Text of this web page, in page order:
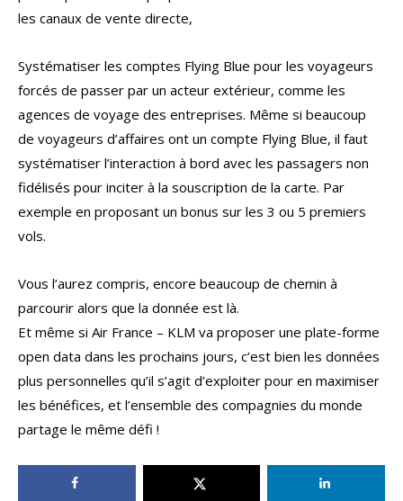
les canaux de vente directe,
Systématiser les comptes Flying Blue pour les voyageurs
forcés de passer par un acteur extérieur, comme les
agences de voyage des entreprises. Même si beaucoup
de voyageurs d’affaires ont un compte Flying Blue, il faut
systématiser l’interaction à bord avec les passagers non
fidélisés pour inciter à la souscription de la carte. Par
exemple en proposant un bonus sur les 3 ou 5 premiers
vols.
Vous l’aurez compris, encore beaucoup de chemin à
parcourir alors que la donnée est là.
Et même si Air France – KLM va proposer une plate-forme
open data dans les prochains jours, c’est bien les données
plus personnelles qu’il s’agit d’exploiter pour en maximiser
les bénéfices, et l’ensemble des compagnies du monde
partage le même défi !